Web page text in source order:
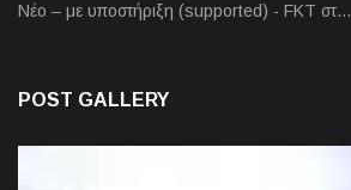
Νέο – με υποστήριξη (supported) - FKT στ…
POST GALLERY